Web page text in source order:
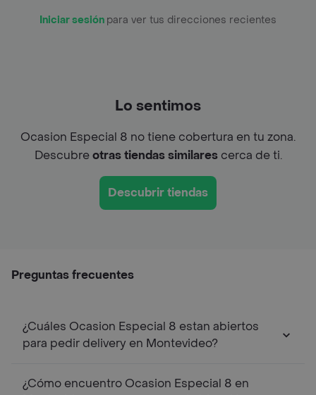
Iniciar sesión para ver tus direcciones recientes
Lo sentimos
Ocasion Especial 8 no tiene cobertura en tu zona.
Descubreotras tiendas similarescerca de ti.
Descubrir tiendas
Preguntas frecuentes
¿Cuáles Ocasion Especial 8 estan abiertos
para pedir delivery en Montevideo?
¿Cómo encuentro Ocasion Especial 8 en